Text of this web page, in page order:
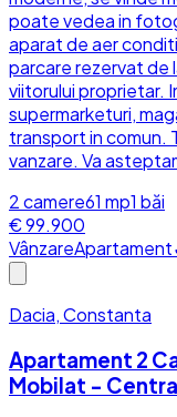
poate vedea in
aparat de aer
parcare rezervat de
viitorului proprietar.
supermarketuri,
transport in
vanzare. Va
2camere61 mp1 băi
€ 99.900
VânzareApartament
Dacia, Constanta
Apartament 2
Mobilat -